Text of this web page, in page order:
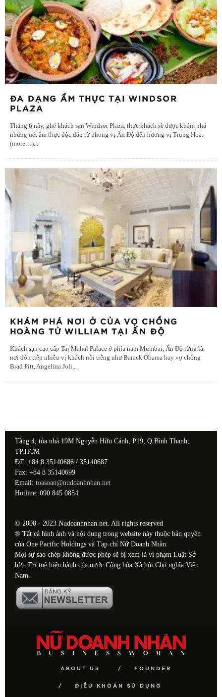
ĐA DẠNG ẨM THỰC TẠI WINDSOR
PLAZA
Tháng 6 này, ghé khách sạn Windsor Plaza, thực khách sẽ được khám phá
những nét ẩm thực độc đáo từ phong vị Ấn Độ đến hương vị Trung Hoa.
(more…)...
KHÁM PHÁ NƠI Ở CỦA VỢ CHỒNG
HOÀNG TỬ WILLIAM TẠI ẤN ĐỘ
Khách sạn cao cấp Taj Mahal Palace ở phía nam Mumbai, Ấn Độ từng là
nơi đón tiếp nhiều vị khách nổi tiếng như Barack Obama hay vợ chồng
Brad Pitt, Angelina Joli
Tầng 4, tòa nhà 19M Nguyễn Hữu Cảnh, P19, Q.Bình Thạnh,
TP.HCM
ĐT: +84 8 35140686 / 35140687
Fax: +84 8 35140699
Email: toasoan@nudoanhnhan.net
Hotline: 090 845 0854
© 2008 - 2023 Nudoanhnhan.net. All rights reserved
® Tất cả hình ảnh và nội dung trong website này thuộc bản quyền
của One Pacific Holdings và Tạp chí Nữ Doanh Nhân.
Mọi sự sao chép không được phép sẽ bị xem là vi phạm Luật Sở
hữu Trí tuệ hiện hành của nước Cộng hòa Xã hội Chủ nghĩa Việt
Nam.
ABOUT US FOUNDER
ĐIỀU KHOẢN SỬ DỤNG